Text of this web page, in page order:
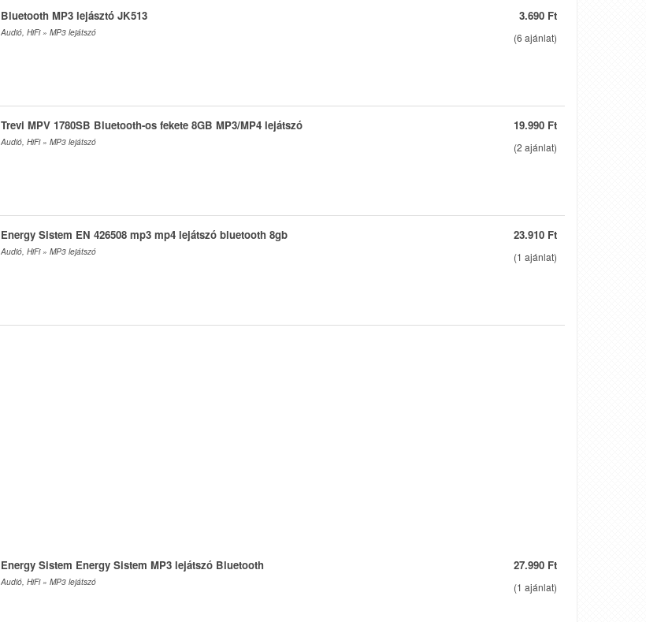
3.690 Ft
(6 ajánlat)
Bluetooth MP3 lejásztó JK513
Audió, HiFi » MP3 lejátszó
19.990 Ft
(2 ajánlat)
Trevi MPV 1780SB Bluetooth-os fekete 8GB MP3/MP4 lejátszó
Audió, HiFi » MP3 lejátszó
23.910 Ft
(1 ajánlat)
Energy Sistem EN 426508 mp3 mp4 lejátszó bluetooth 8gb
Audió, HiFi » MP3 lejátszó
27.990 Ft
(1 ajánlat)
Energy Sistem Energy Sistem MP3 lejátszó Bluetooth
Audió, HiFi » MP3 lejátszó